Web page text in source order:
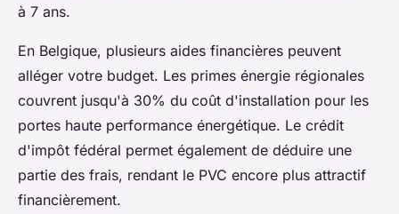
à 7 ans.
En Belgique, plusieurs aides financières peuvent
alléger votre budget. Les primes énergie régionales
couvrent jusqu'à 30% du coût d'installation pour les
portes haute performance énergétique. Le crédit
d'impôt fédéral permet également de déduire une
partie des frais, rendant le PVC encore plus attractif
financièrement.